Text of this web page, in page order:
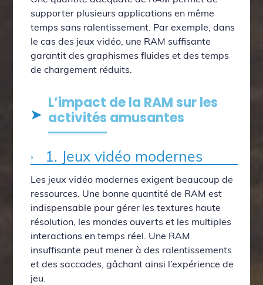
supporter plusieurs applications en même
temps sans ralentissement. Par exemple, dans
le cas des jeux vidéo, une RAM suffisante
garantit des graphismes fluides et des temps
de chargement réduits.
L’impact de la RAM sur les
activités amusantes
1. Jeux vidéo modernes
Les jeux vidéo modernes exigent beaucoup de
ressources. Une bonne quantité de RAM est
indispensable pour gérer les textures haute
résolution, les mondes ouverts et les multiples
interactions en temps réel. Une RAM
insuffisante peut mener à des ralentissements
et des saccades, gâchant ainsi l’expérience de
jeu.